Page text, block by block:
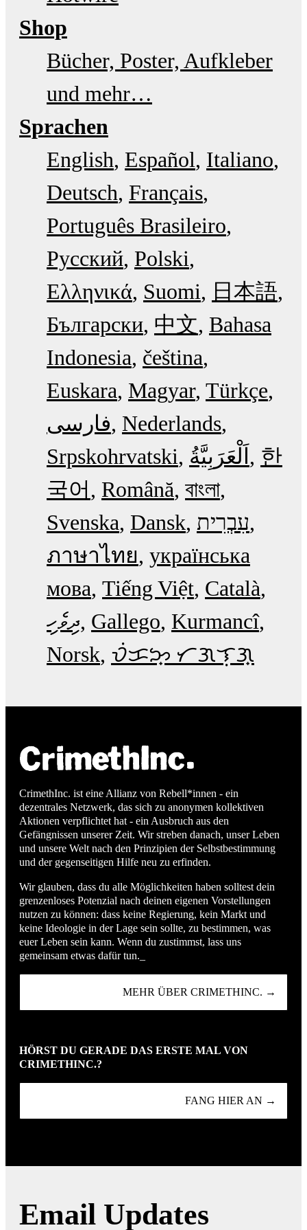
Shop
Bücher, Poster, Aufkleber
und mehr…
Sprachen
English Español Italiano
Deutsch Français
Português Brasileiro
Русский Polski
Ελληνικά Suomi
日本語
Български 中文 Bahasa
Indonesia čeština
Euskara Magyar Türkçe
فارسی Nederlands
Srpskohrvatski
한
국어
Română বাংলা
Svenska Dansk עִבְרִית
ภาษาไทย українська
мова Tiếng Việt Català
ދިވެހި Gallego Kurmancî
Norsk ᜏᜒᜃᜅ᜔ ᜆᜄᜎᜓᜄ᜔
CrimethInc. ist eine Allianz von Rebell*innen - ein
dezentrales Netzwerk, das sich zu anonymen kollektiven
Aktionen verpflichtet hat - ein Ausbruch aus den
Gefängnissen unserer Zeit. Wir streben danach, unser Leben
und unsere Welt nach den Prinzipien der Selbstbestimmung
und der gegenseitigen Hilfe neu zu erfinden.
Wir glauben, dass du alle Möglichkeiten haben solltest dein
grenzenloses Potenzial nach deinen eigenen Vorstellungen
nutzen zu können: dass keine Regierung, kein Markt und
keine Ideologie in der Lage sein sollte, zu bestimmen, was
euer Leben sein kann. Wenn du zustimmst, lass uns
gemeinsam etwas dafür tun._
MEHR ÜBER CRIMETHINC. →
HÖRST DU GERADE DAS ERSTE MAL VON
CRIMETHINC.?
FANG HIER AN →
Email Updates